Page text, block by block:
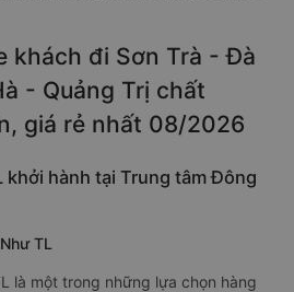
khách đi Sơn Trà - Đà
- Quảng Trị chất
giá rẻ nhất 08/2026
khởi hành tại Trung tâm Đông
TL
là một trong những lựa chọn hàng